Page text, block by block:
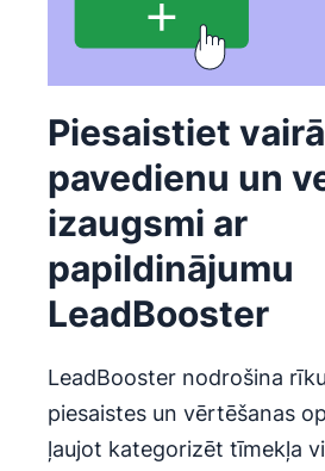
Piesaistiet
pavedienu un
izaugsmi ar
papildinājumu
LeadBooster
LeadBooster nodrošina
piesaistes un vērtēšanas
ļaujot kategorizēt tīmekļa